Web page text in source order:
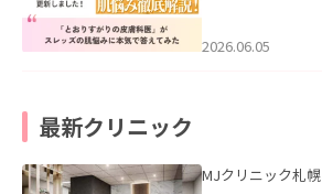
2026.06.05
最新クリニック
MJクリニック札幌